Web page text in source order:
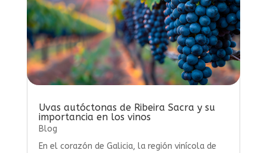
Uvas autóctonas de Ribeira Sacra y su
importancia en los vinos
Blog
En el corazón de Galicia, la región vinícola de